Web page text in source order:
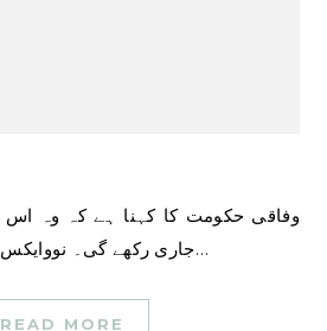
وفاقی حکومت کا کہنا ہے کہ وہ اس کے ساتھ شراکت داری
جاری رکھے گی۔ نووایکس \”اس وقت\” میری لینڈ…
READ MORE